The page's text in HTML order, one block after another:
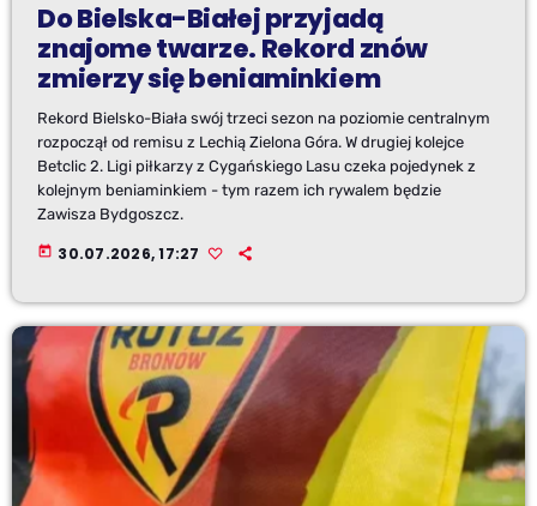
Do Bielska-Białej przyjadą
znajome twarze. Rekord znów
zmierzy się beniaminkiem
Rekord Bielsko-Biała swój trzeci sezon na poziomie centralnym
rozpoczął od remisu z Lechią Zielona Góra. W drugiej kolejce
Betclic 2. Ligi piłkarzy z Cygańskiego Lasu czeka pojedynek z
kolejnym beniaminkiem - tym razem ich rywalem będzie
Zawisza Bydgoszcz.
today 30.07.2026, 17:27